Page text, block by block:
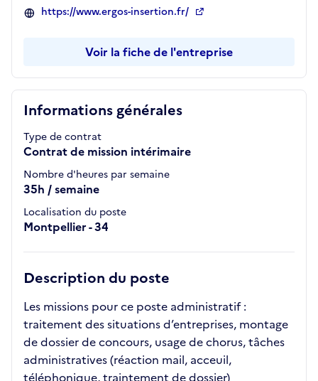
Informations générales
Type de contrat
Contrat de mission intérimaire
Nombre d'heures par semaine
35h / semaine
Localisation du poste
Montpellier - 34
Description du poste
Les missions pour ce poste administratif :
traitement des situations d’entreprises, montage
de dossier de concours, usage de chorus, tâches
administratives (réaction mail, acceuil,
téléphonique, traintement de dossier)
Copier
https://www.ergos-insertion.fr/
Voir la fiche de l'entreprise